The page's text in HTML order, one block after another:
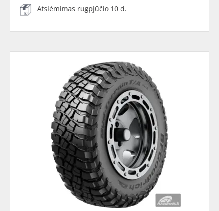
Atsiėmimas rugpjūčio 10 d.